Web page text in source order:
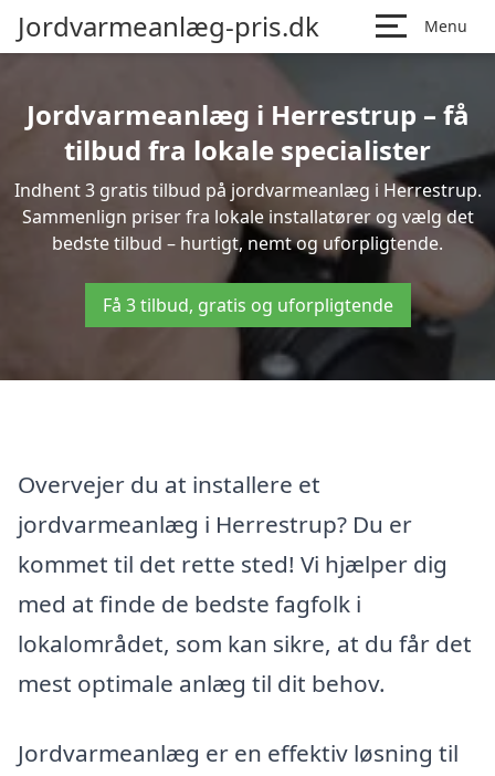
Jordvarmeanlæg-pris.dk Menu
Jordvarmeanlæg i Herrestrup – få
tilbud fra lokale specialister
Indhent 3 gratis tilbud på jordvarmeanlæg i Herrestrup.
Sammenlign priser fra lokale installatører og vælg det
bedste tilbud – hurtigt, nemt og uforpligtende.
Få 3 tilbud, gratis og uforpligtende
Overvejer du at installere et
jordvarmeanlæg i Herrestrup? Du er
kommet til det rette sted! Vi hjælper dig
med at finde de bedste fagfolk i
lokalområdet, som kan sikre, at du får det
mest optimale anlæg til dit behov.
Jordvarmeanlæg er en effektiv løsning til